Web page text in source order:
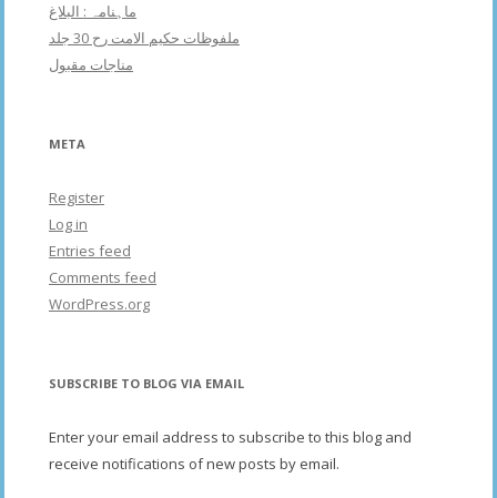
ماہنامہ : البلاغ
ملفوظات حکیم الامت رح 30 جلد
مناجات مقبول
META
Register
Log in
Entries feed
Comments feed
WordPress.org
SUBSCRIBE TO BLOG VIA EMAIL
Enter your email address to subscribe to this blog and
receive notifications of new posts by email.